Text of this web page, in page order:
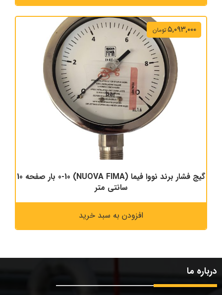
گیج فشار برند نووا فیما (NUOVA FIMA) 0-10 بار صفحه 10
سانتی متر
۵,۰۹۳,۰۰۰تومان
افزودن به سبد خرید
درباره ما